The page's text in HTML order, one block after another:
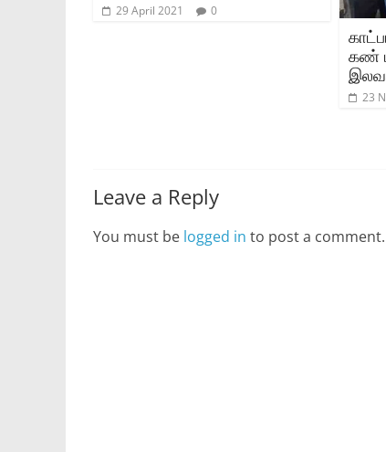
29 April 2021 0
கண்
23
Leave a Reply
You must be logged in to post a comment.